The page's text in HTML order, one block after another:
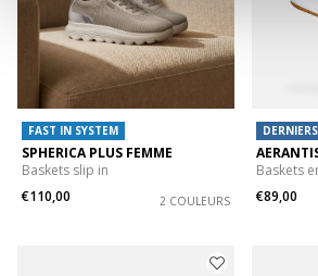
FAST IN SYSTEM
SPHERICA PLUS FEMME
Baskets slip in
€110,00
2 COULEURS
Baskets
€89,00